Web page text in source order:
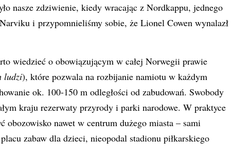
nasze zdziwienie, kiedy wracając z Nordkappu, jednego
i przypomnieliśmy sobie, że Lionel Cowen wynalazł
wiedzieć o obowiązującym w całej Norwegii prawie
ludzi), które pozwala na rozbijanie namiotu w każdym
ok. 100-150 m odległości od zabudowań. Swobody
kraju rezerwaty przyrody i parki narodowe. W praktyce
obozowisko nawet w centrum dużego miasta – sami
zabaw dla dzieci, nieopodal stadionu piłkarskiego